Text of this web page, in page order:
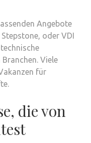
Angebote
oder VDI
Viele
für
die von